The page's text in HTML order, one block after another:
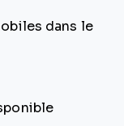
dans le